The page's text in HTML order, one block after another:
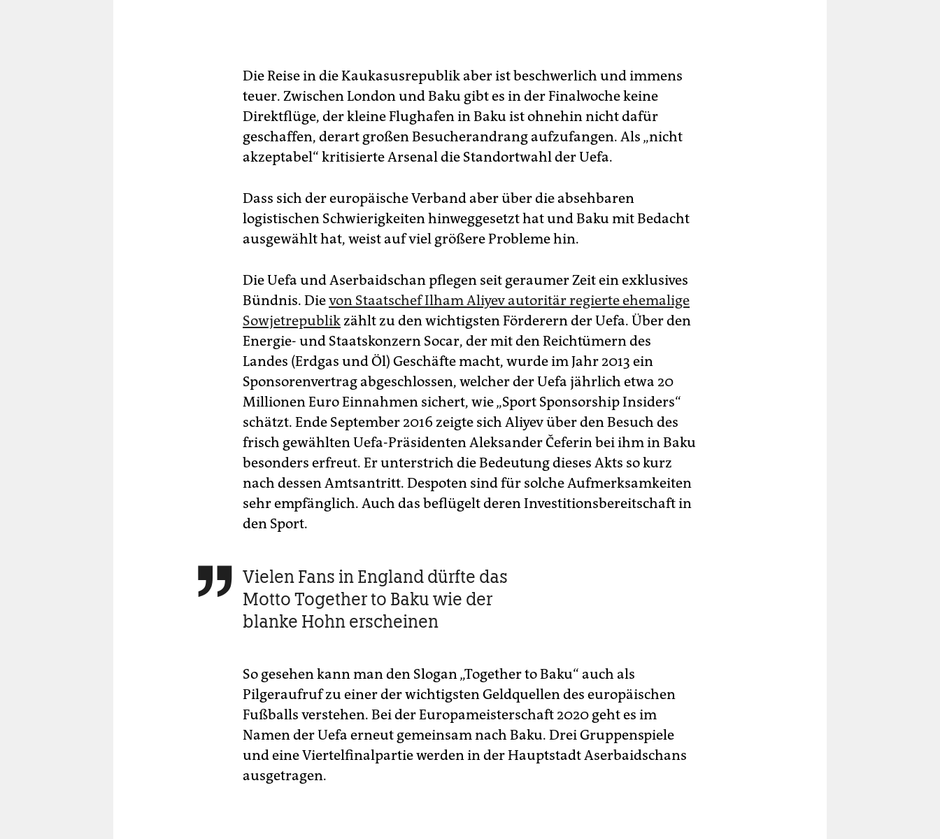
Die Reise in die Kaukasusrepublik aber ist beschwerlich und immens
teuer. Zwischen London und Baku gibt es in der Finalwoche keine
Direktflüge, der kleine Flughafen in Baku ist ohnehin nicht dafür
geschaffen, derart großen Besucherandrang aufzufangen. Als „nicht
akzeptabel“ kritisierte Arsenal die Standortwahl der Uefa.
Dass sich der europäische Verband aber über die absehbaren
logistischen Schwierigkeiten hinweggesetzt hat und Baku mit Bedacht
ausgewählt hat, weist auf viel größere Probleme hin.
Die Uefa und Aserbaidschan pflegen seit geraumer Zeit ein exklusives
Bündnis. Dievon Staatschef Ilham Aliyev autoritär regierte ehemalige
Sowjetrepublik zählt zu den wichtigsten Förderern der Uefa. Über den
Energie- und Staatskonzern Socar, der mit den Reichtümern des
Landes (Erdgas und Öl) Geschäfte macht, wurde im Jahr 2013 ein
Sponsorenvertrag abgeschlossen, welcher der Uefa jährlich etwa 20
Millionen Euro Einnahmen sichert, wie „Sport Sponsorship Insiders“
schätzt. Ende September 2016 zeigte sich Aliyev über den Besuch des
frisch gewählten Uefa-Präsidenten Aleksander Čeferin bei ihm in Baku
besonders erfreut. Er unterstrich die Bedeutung dieses Akts so kurz
nach dessen Amtsantritt. Despoten sind für solche Aufmerksamkeiten
sehr empfänglich. Auch das beflügelt deren Investitionsbereitschaft in
den Sport.
 Vielen Fans in England dürfte das
Motto Together to Baku wie der
blanke Hohn erscheinen
So gesehen kann man den Slogan „Together to Baku“ auch als
Pilgeraufruf zu einer der wichtigsten Geldquellen des europäischen
Fußballs verstehen. Bei der Europameisterschaft 2020 geht es im
Namen der Uefa erneut gemeinsam nach Baku. Drei Gruppenspiele
und eine Viertelfinalpartie werden in der Hauptstadt Aserbaidschans
ausgetragen.